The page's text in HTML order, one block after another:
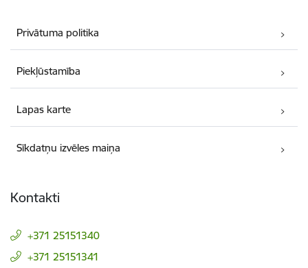
Privātuma politika
Piekļūstamība
Lapas karte
Sīkdatņu izvēles maiņa
Kontakti
+371 25151340
+371 25151341